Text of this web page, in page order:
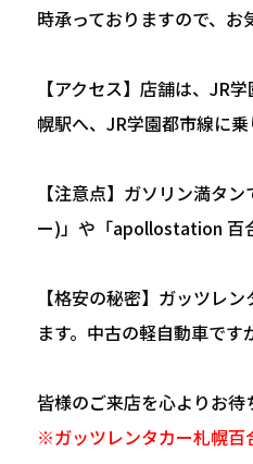
時承っておりますので、お
【アクセス】店舗は、JR
幌駅へ、JR学園都市線に
【注意点】ガソリン満タ
ー)」や「apollostation 百
【格安の秘密】ガッツレ
ます。中古の軽自動車です
皆様のご来店を心よりお待
※ガッツレンタカー札幌百